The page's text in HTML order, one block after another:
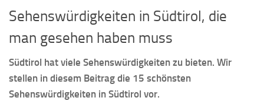
Sehenswürdigkeiten in Südtirol, die
man gesehen haben muss
Südtirol hat viele Sehenswürdigkeiten zu bieten. Wir
stellen in diesem Beitrag die 15 schönsten
Sehenswürdigkeiten in Südtirol vor.